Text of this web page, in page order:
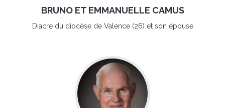
BRUNO ET EMMANUELLE CAMUS
Diacre du diocèse de Valence (26) et son épouse